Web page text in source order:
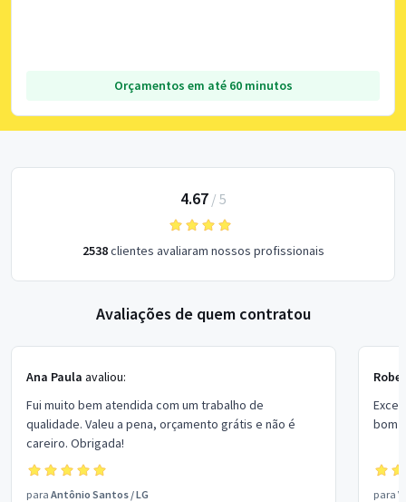
Orçamentos em até 60 minutos
4.67/ 5
2538clientes avaliaram nossos profissionais
Avaliações de quem contratou
Ana Paula avaliou:
Fui muito bem atendida com um trabalho de
qualidade. Valeu a pena, orçamento grátis e não é
careiro. Obrigada!
para Antônio Santos /LG
bom
para